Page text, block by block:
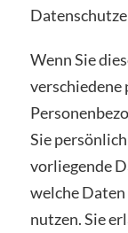
Wenn Sie
verschiedene
Sie
vorliegende
welche
nutzen. Sie